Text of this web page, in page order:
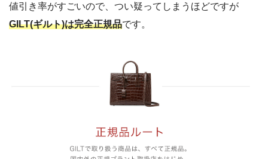
値引き率がすごいので、つい疑ってしまうほどですが
GILT(ギルト)は完全正規品です。